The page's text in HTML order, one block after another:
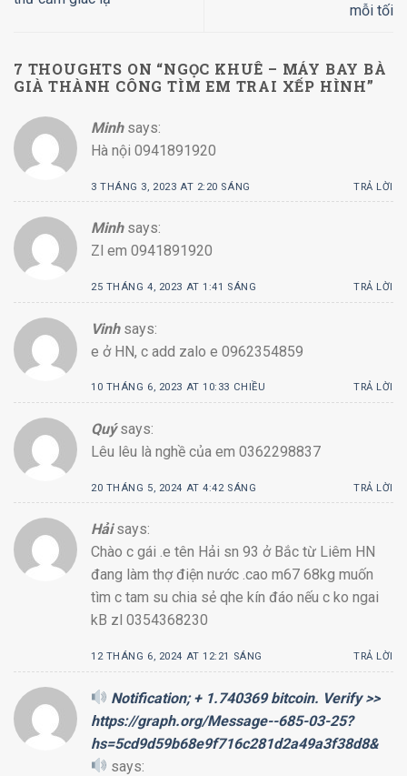
mỗi tối
7 THOUGHTS ON “NGỌC KHUÊ – MÁY BAY BÀ
GIÀ THÀNH CÔNG TÌM EM TRAI XẾP HÌNH”
Minh says:
Hà nội 0941891920
3 THÁNG 3, 2023 AT 2:20 SÁNG TRẢ LỜI
Minh says:
Zl em 0941891920
25 THÁNG 4, 2023 AT 1:41 SÁNG TRẢ LỜI
Vinh says:
e ở HN, c add zalo e 0962354859
10 THÁNG 6, 2023 AT 10:33 CHIỀU TRẢ LỜI
Quý says:
Lêu lêu là nghề của em 0362298837
20 THÁNG 5, 2024 AT 4:42 SÁNG TRẢ LỜI
Hải says:
Chào c gái .e tên Hải sn 93 ở Bắc từ Liêm HN
đang làm thợ điện nước .cao m67 68kg muốn
tìm c tam su chia sẻ qhe kín đáo nếu c ko ngai
kB zl 0354368230
12 THÁNG 6, 2024 AT 12:21 SÁNG TRẢ LỜI
Notification; + 1.740369 bitcoin. Verify >>
https://graph.org/Message--685-03-25?
hs=5cd9d59b68e9f716c281d2a49a3f38d8&
says: